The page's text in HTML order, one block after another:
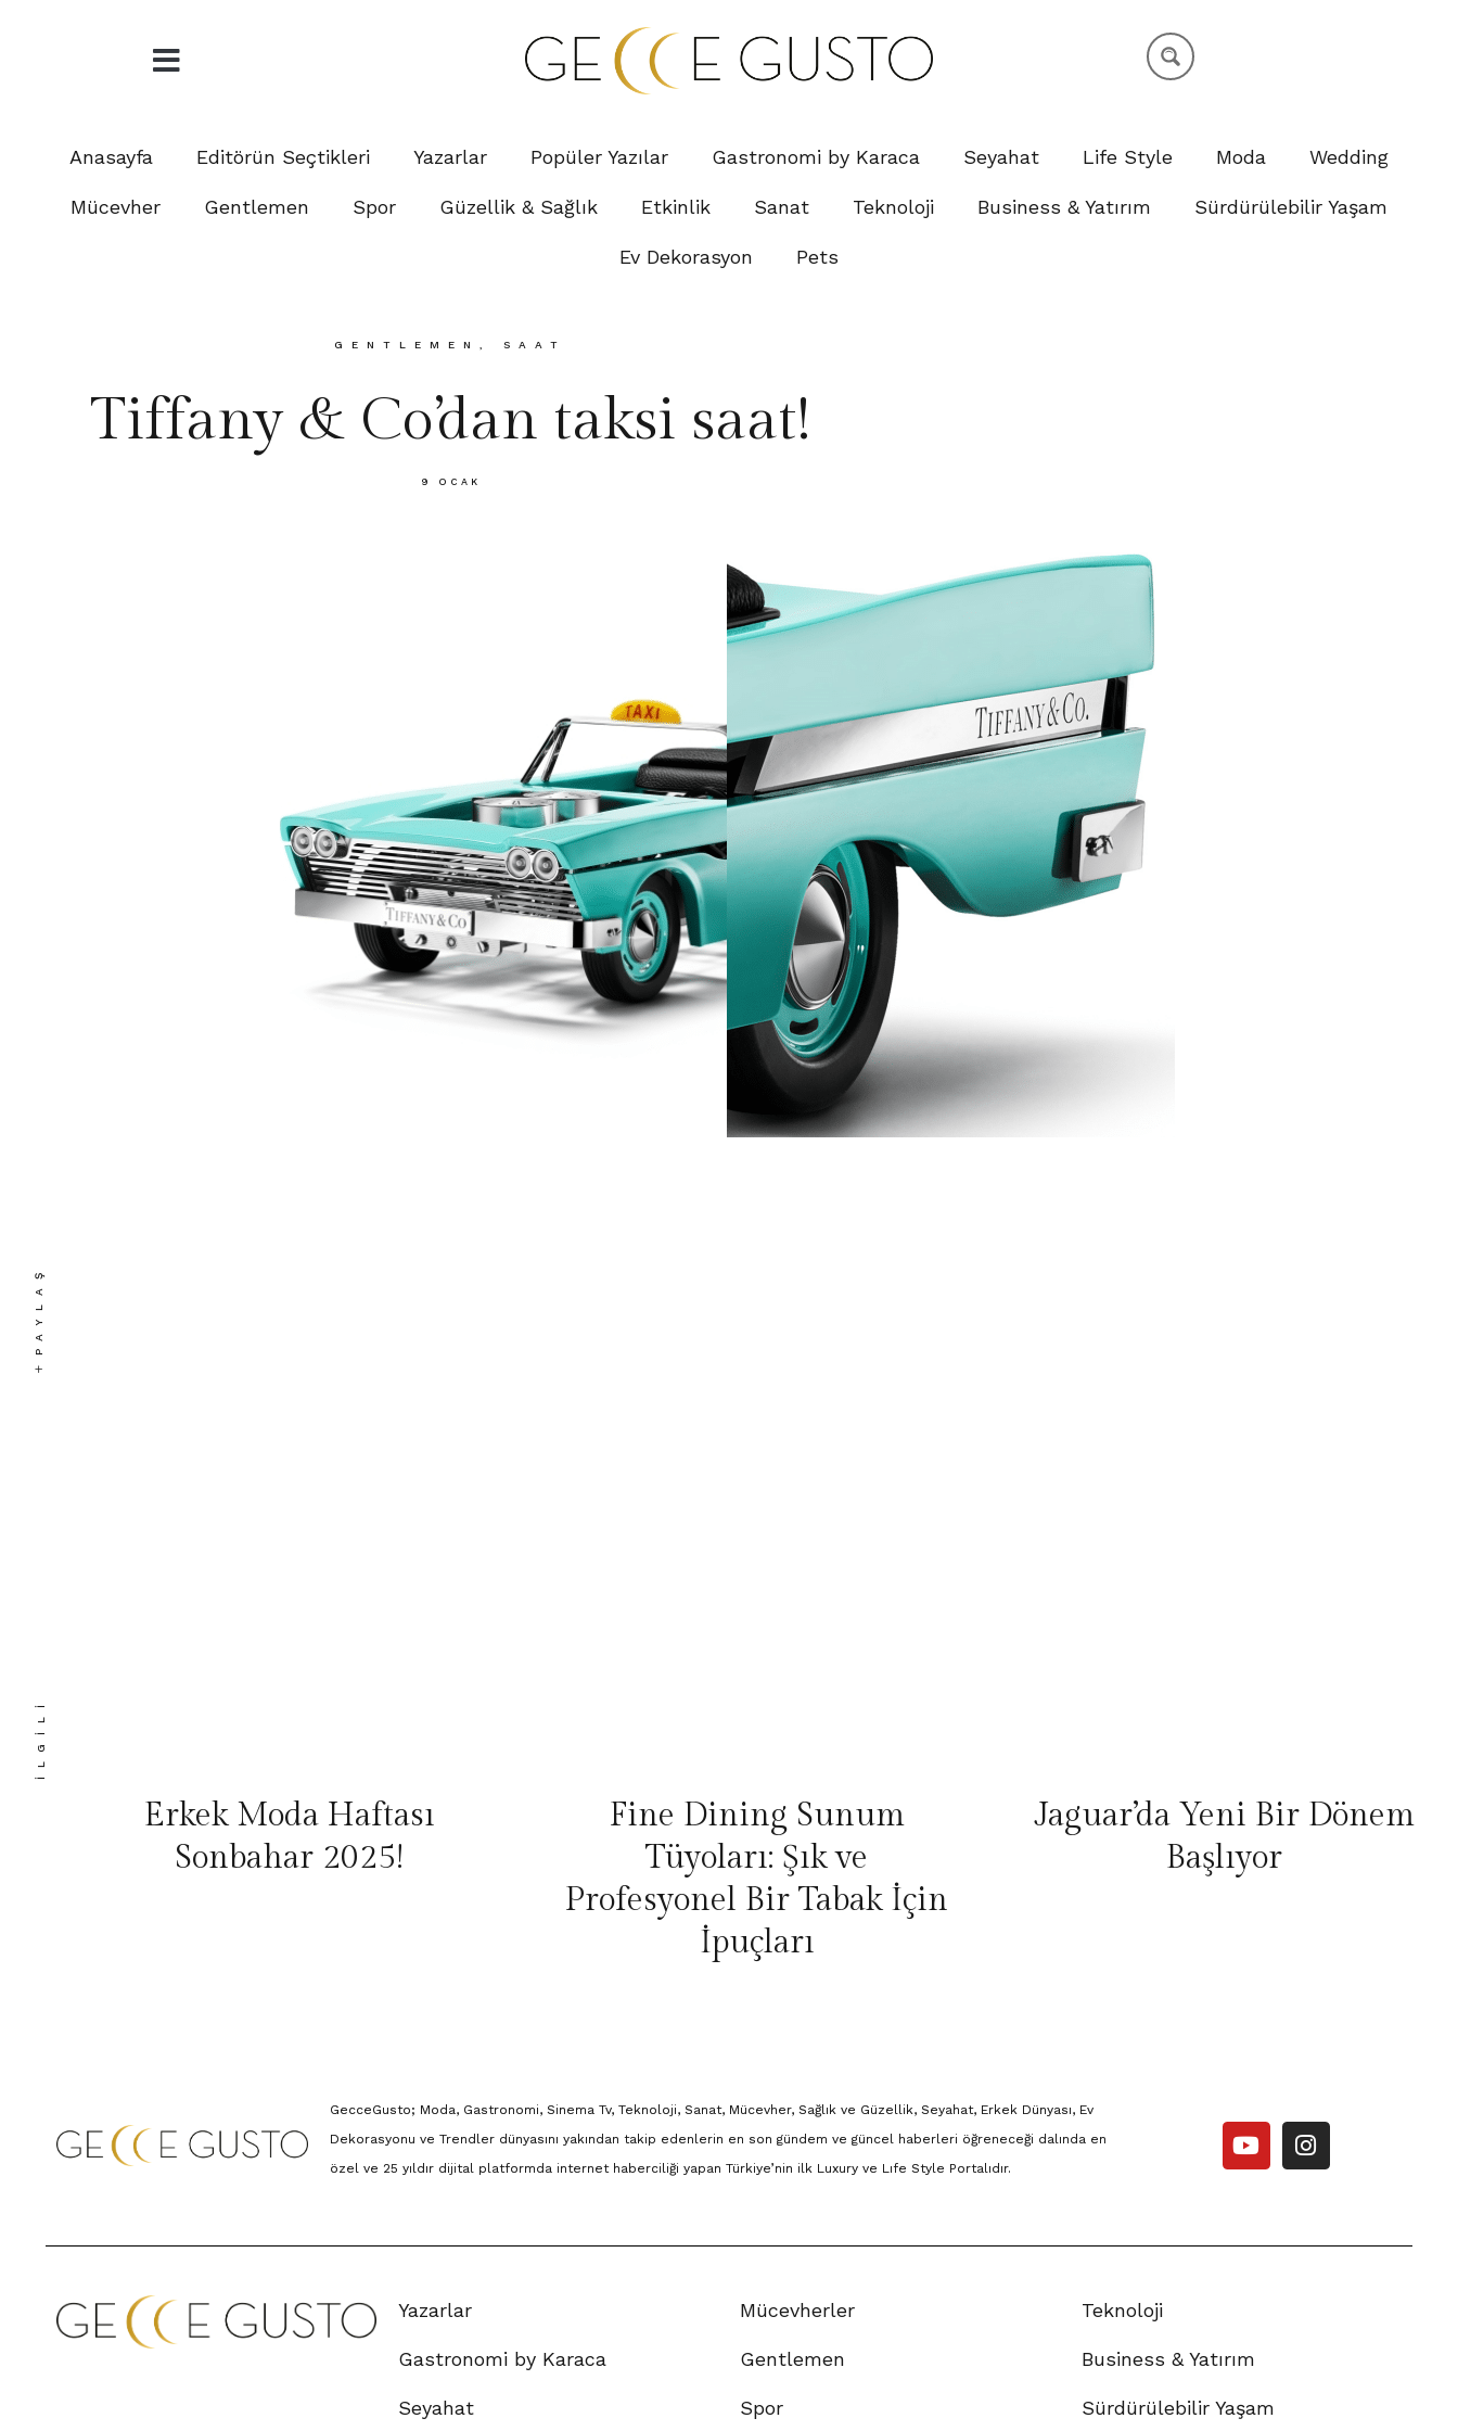
Anasayfa Editörün Seçtikleri Yazarlar Popüler Yazılar Gastronomi by Karaca Seyahat Life Style Moda Wedding
Mücevher Gentlemen Spor Güzellik & Sağlık Etkinlik Sanat Teknoloji Business & Yatırım Sürdürülebilir Yaşam
Ev Dekorasyon Pets
GENTLEMEN SAAT
Tiffany & Co’dan taksi saat!
9 OCAK
PAYLAŞ
İLGILI
Erkek Moda Haftası
Sonbahar 2025!
Fine Dining Sunum
Tüyoları: Şık ve
Profesyonel Bir Tabak İçin
İpuçları
Jaguar’da Yeni Bir Dönem
Başlıyor
GecceGusto; Moda, Gastronomi, Sinema Tv, Teknoloji, Sanat, Mücevher, Sağlık ve Güzellik, Seyahat, Erkek Dünyası, Ev
Dekorasyonu ve Trendler dünyasını yakından takip edenlerin en son gündem ve güncel haberleri öğreneceği dalında en
özel ve 25 yıldır dijital platformda internet haberciliği yapan Türkiye’nin ilk Luxury ve Lıfe Style Portalıdır.
Yazarlar
Gastronomi by Karaca
Seyahat
Mücevherler
Gentlemen
Spor
Teknoloji
Business & Yatırım
Sürdürülebilir Yaşam